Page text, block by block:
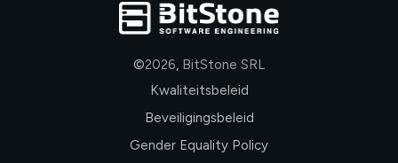
©2026, BitStone SRL
Kwaliteitsbeleid
Beveiligingsbeleid
Gender Equality Policy